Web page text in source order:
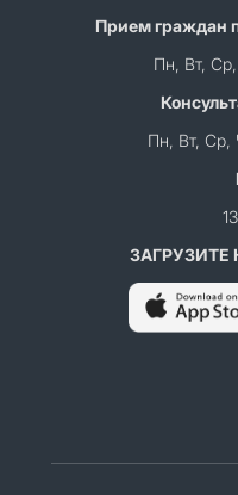
Прием граждан
Пн, Вт,
Пн, Вт, Ср,